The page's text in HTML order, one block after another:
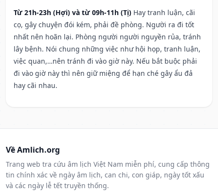
Từ 21h-23h (Hợi) và từ 09h-11h (Tị) Hay tranh luận, cãi
cọ, gây chuyện đói kém, phải đề phòng. Người ra đi tốt
nhất nên hoãn lại. Phòng người người nguyền rủa, tránh
lây bệnh. Nói chung những việc như hội họp, tranh luận,
việc quan,…nên tránh đi vào giờ này. Nếu bắt buộc phải
đi vào giờ này thì nên giữ miệng để hạn ché gây ẩu đả
hay cãi nhau.
Về Amlich.org
Trang web tra cứu âm lịch Việt Nam miễn phí, cung cấp thông
tin chính xác về ngày âm lịch, can chi, con giáp, ngày tốt xấu
và các ngày lễ tết truyền thống.